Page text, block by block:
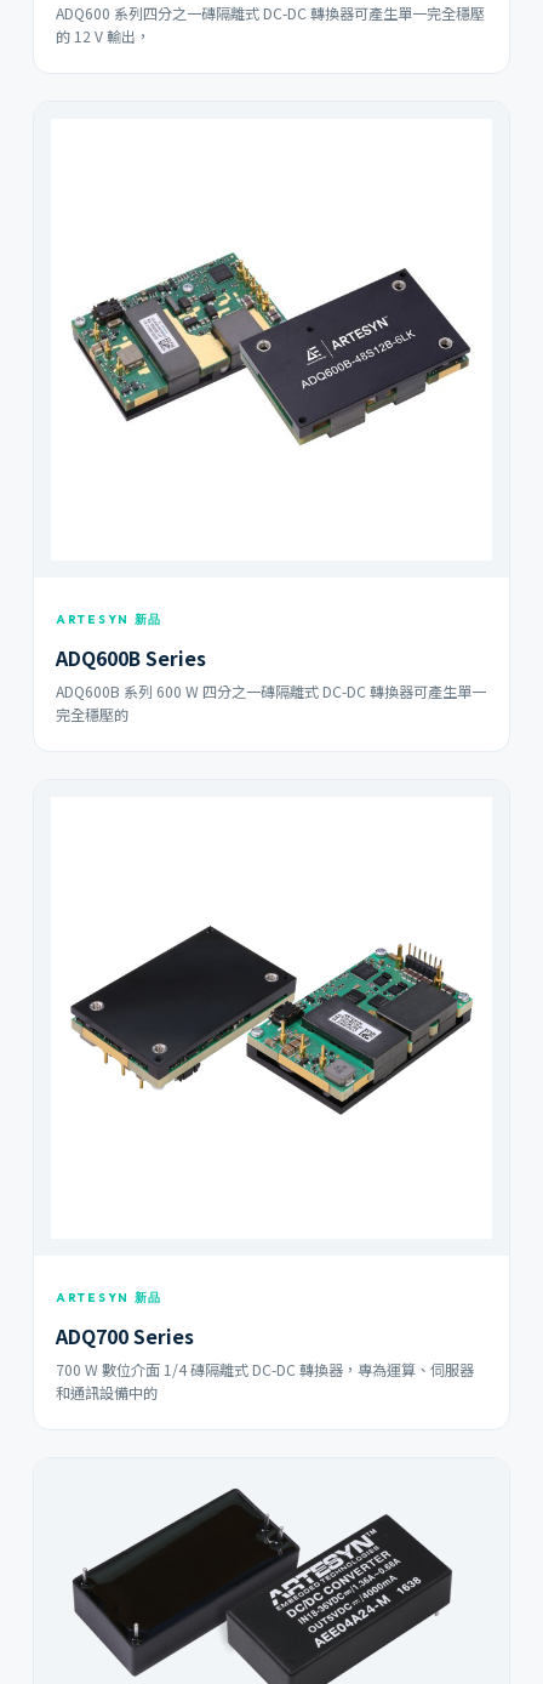
ADQ600 系列四分之一磚隔離式 DC-DC 轉換器可產生單一完全穩壓
的 12 V 輸出，
ARTESYN 新品
ADQ600B Series
ADQ600B 系列 600 W 四分之一磚隔離式 DC-DC 轉換器可產生單一
完全穩壓的
ARTESYN 新品
ADQ700 Series
700 W 數位介面 1/4 磚隔離式 DC-DC 轉換器，專為運算、伺服器
和通訊設備中的